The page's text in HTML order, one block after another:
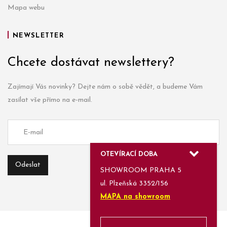
Mapa webu
NEWSLETTER
Chcete dostávat newslettery?
Zajímají Vás novinky? Dejte nám o sobě vědět, a budeme Vám
zasílat vše přímo na e-mail.
OTEVÍRACÍ DOBA
SHOWROOM PRAHA 5
ul. Plzeňská 3352/156
MAPA na showroom